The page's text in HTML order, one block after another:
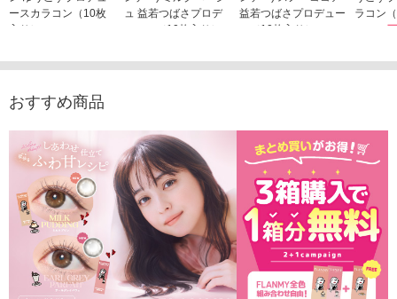
ースカラコン（10枚
入り）
ュ 益若つばさプロデ
ュース（10枚入り）
益若つばさプロデュー
ス（10枚入り）
ラコン
1,705
おすすめ商品